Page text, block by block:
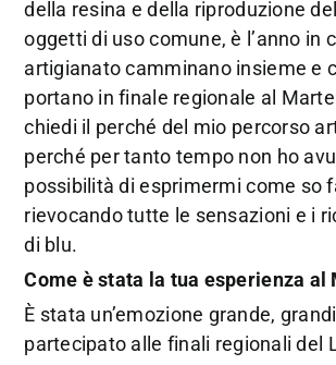
della resina e della riproduzione
oggetti di uso comune, è l’anno in
artigianato camminano insieme e
portano in finale regionale al
chiedi il perché del mio percorso
perché per tanto tempo non ho
possibilità di esprimermi come so
rievocando tutte le sensazioni e i
di blu.
Come è stata la tua esperienza al
È stata un’emozione grande,
partecipato alle finali regionali del